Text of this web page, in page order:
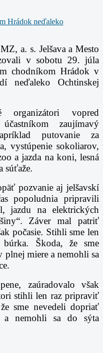
a. s. Jelšava a Mesto
v sobotu 29. júla
chodníkom Hrádok v
neďaleko Ochtinskej
organizátori vopred
zaujímavý
putovanie za
vystúpenie sokoliarov,
a jazda na koni, lesná
súťaže.
pozvanie aj jelšavskí
popoludnia pripravili
jazdu na elektrických
Záver mal patriť
počasie. Stihli sme len
Škoda, že sme
miere a nemohli sa
zaúradovalo však
stihli len raz pripraviť
sme nevedeli dopriať
nemohli sa do sýta